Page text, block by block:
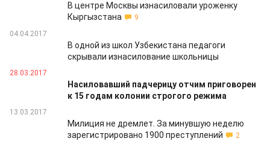
В центре Москвы изнасиловали уроженку
Кыргызстана
9
04.04.2017
В одной из школ Узбекистана педагоги
скрывали изнасилование школьницы
28.03.2017
Насиловавший падчерицу отчим приговорен
к 15 годам колонии строгого режима
13.03.2017
Милиция не дремлет. За минувшую неделю
зарегистрировано 1900 преступлений
2